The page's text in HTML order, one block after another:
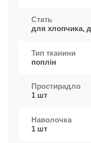
Стать
для хлопчика,
Тип тканини
поплін
Простирадло
1 шт
Наволочка
1 шт